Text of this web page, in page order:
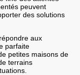
peuvent
des solutions
aux
parfaite
petites maisons de
terrains